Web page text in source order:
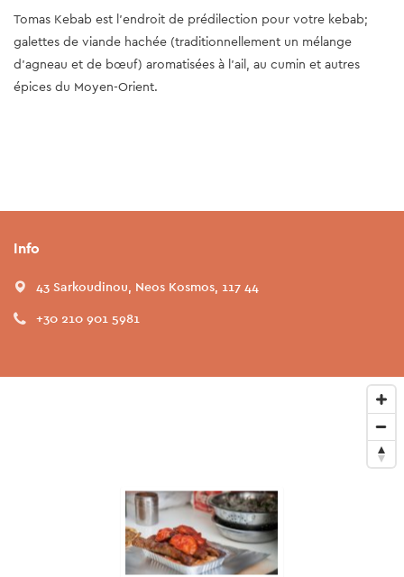
Tomas Kebab est l'endroit de prédilection pour votre kebab;
galettes de viande hachée (traditionnellement un mélange
d'agneau et de bœuf) aromatisées à l'ail, au cumin et autres
épices du Moyen-Orient.
Info
43 Sarkoudinou, Neos Kosmos, 117 44
+30 210 901 5981